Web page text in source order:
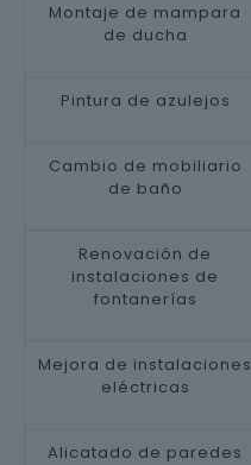
Montaje de mampara
de ducha
Pintura de azulejos
Cambio de mobiliario
de baño
Renovación de
instalaciones de
fontanerías
Mejora de instalaciones
eléctricas
Alicatado de paredes